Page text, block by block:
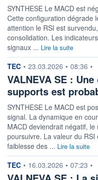
-
DERNIER
DIVIDENDE
0,00 EUR
DIVIDENDE
-
ÉLIGIBILITÉ
PEA-PME
BOURSOVIE LUX
CTO BUSINESS
22H
SYNTHESE Le MACD est
Cette configuration dégrade
attention le RSI est
consolidation. Les
signaux ... Lire la suite
information fournie par
TEC • 23.03.2026 • 08:36 •
VALNEVA SE :
supports est
SYNTHESE Le MACD est
signal. La dynamique en
MACD deviendrait négatif,
poursuivre. La valeur du
faiblesse des ... Lire la suite
information fournie par
TEC • 16.03.2026 • 07:23 •